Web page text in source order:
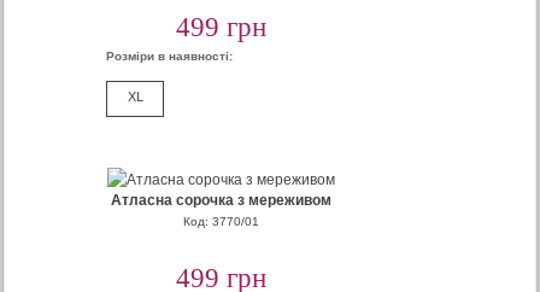
499 грн
Розміри в наявності:
XL
Атласна сорочка з мереживом
Код: 3770/01
499 грн